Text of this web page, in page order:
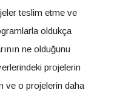
teslim etme ve
oldukça
ne olduğunu
projelerin
ve o projelerin daha